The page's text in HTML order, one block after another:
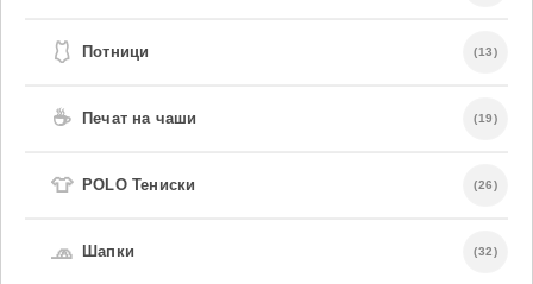
🩱 Потници (13)
☕ Печат на чаши (19)
👕 POLO Тениски (26)
🧢 Шапки (32)